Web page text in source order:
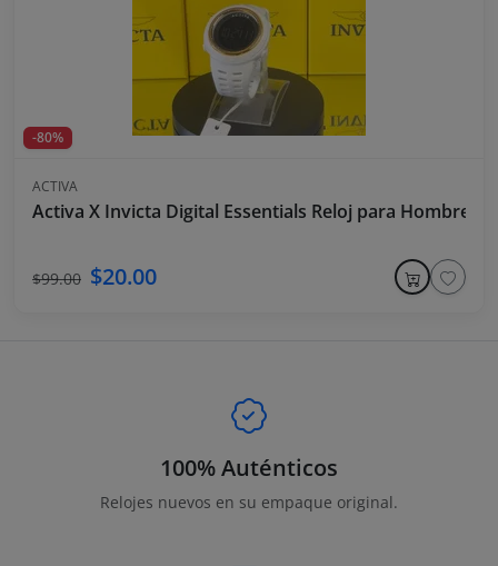
-80%
ACTIVA
Activa X Invicta Digital Essentials Reloj para Hombre -
$99.00 $20.00
100% Auténticos
Relojes nuevos en su empaque original.